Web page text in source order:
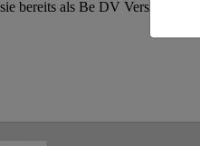
bereits als Be DV Version in